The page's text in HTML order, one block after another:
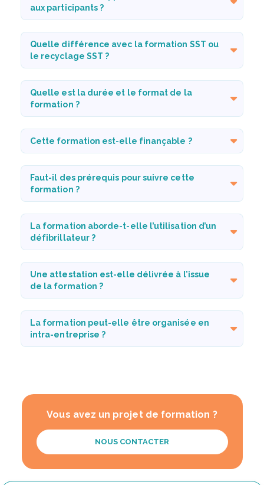
aux participants ?
Quelle différence avec la formation SST ou
le recyclage SST ?
Quelle est la durée et le format de la
formation ?
Cette formation est-elle finançable ?
Faut-il des prérequis pour suivre cette
formation ?
La formation aborde-t-elle l’utilisation d’un
défibrillateur ?
Une attestation est-elle délivrée à l’issue
de la formation ?
La formation peut-elle être organisée en
intra-entreprise ?
Vous avez un projet de formation ?
NOUS CONTACTER